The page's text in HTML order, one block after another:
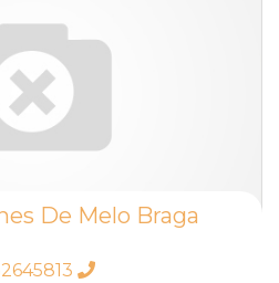
De Melo Braga